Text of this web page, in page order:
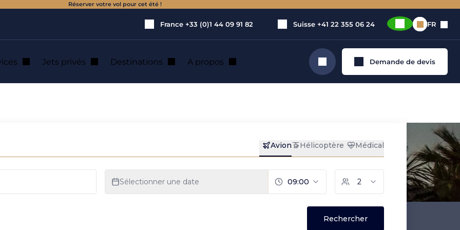
Réserver votre vol pour cet été !
France +33 (0)1 44 09 91 82 Suisse +41 22 355 06 24 FR
Jets privés Destinations A propos Rechercher Demande de devis